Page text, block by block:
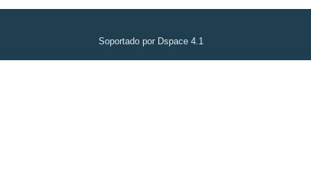
Soportado por Dspace 4.1